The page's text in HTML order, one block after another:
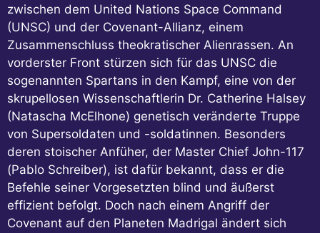
zwischen dem United Nations Space Command
(UNSC) und der Covenant-Allianz, einem
Zusammenschluss theokratischer Alienrassen. An
vorderster Front stürzen sich für das UNSC die
sogenannten Spartans in den Kampf, eine von der
skrupellosen Wissenschaftlerin Dr. Catherine Halsey
(Natascha McElhone) genetisch veränderte Truppe
von Supersoldaten und -soldatinnen. Besonders
deren stoischer Anfüher, der Master Chief John-117
(Pablo Schreiber), ist dafür bekannt, dass er die
Befehle seiner Vorgesetzten blind und äußerst
effizient befolgt. Doch nach einem Angriff der
Covenant auf den Planeten Madrigal ändert sich